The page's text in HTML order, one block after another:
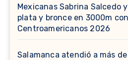
Mexicanas Sabrina Salcedo
plata y bronce en 3000m
Centroamericanos 2026
Salamanca atendió a más